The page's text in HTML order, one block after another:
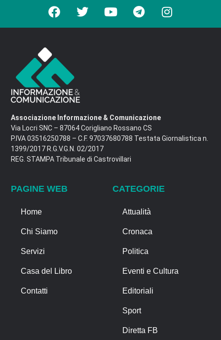
Associazione Informazione & Comunicazione
Via Locri SNC – 87064 Corigliano Rossano CS
P.IVA 03516250788 – C.F. 97037680788 Testata Giornalistica n.
1399/2017 R.G.V.G.N. 02/2017
REG. STAMPA Tribunale di Castrovillari
PAGINE WEB
Home
Chi Siamo
Servizi
Casa del Libro
Contatti
CATEGORIE
Attualità
Cronaca
Politica
Eventi e Cultura
Editoriali
Sport
Diretta FB